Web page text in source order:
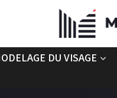
DU VISAGE